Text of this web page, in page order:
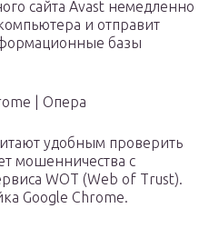
сайта Avast немедленно
и отправит
базы
| Опера
удобным проверить
мошенничества с
WOT (Web of Trust).
Google Chrome.